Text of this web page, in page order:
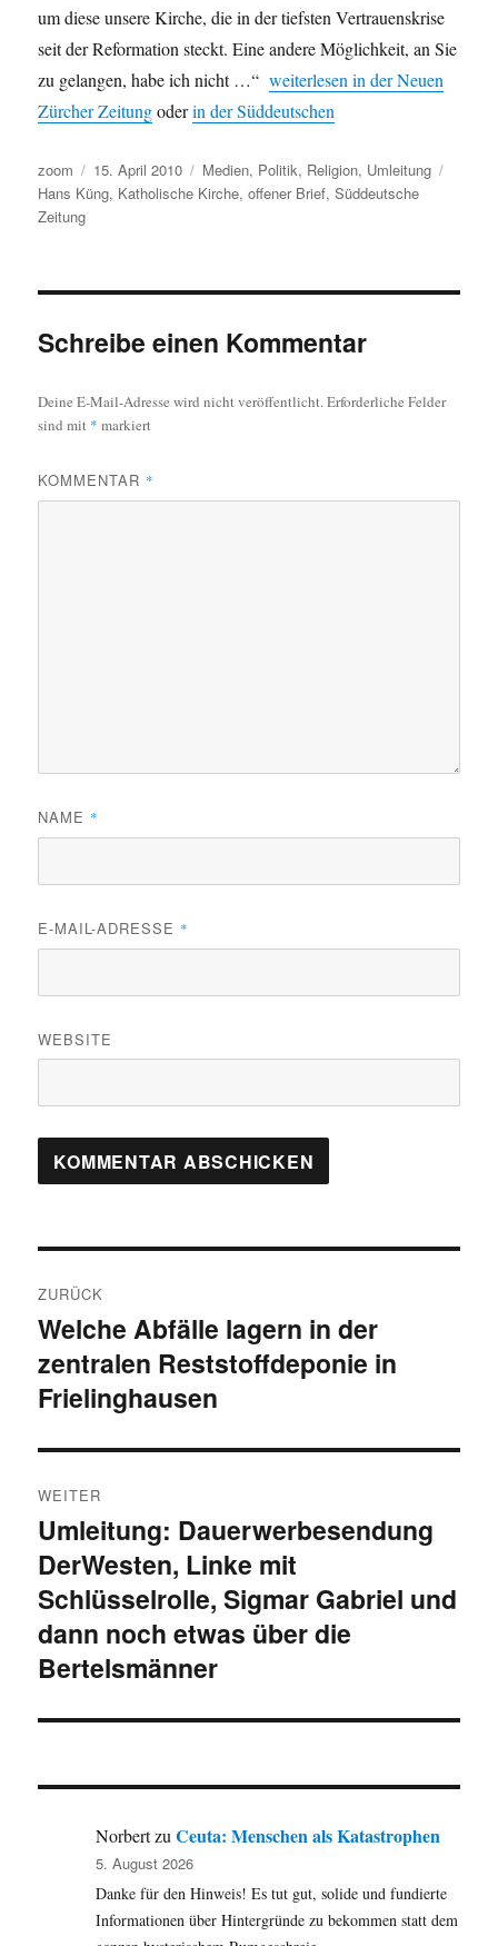
um diese unsere Kirche, die in der tiefsten Vertrauenskrise
seit der Reformation steckt. Eine andere Möglichkeit, an Sie
zu gelangen, habe ich nicht …“weiterlesen in der Neuen
Zürcher Zeitungoderin der Süddeutschen
Autor
zoom
Veröffentlicht
am
15. April 2010 Kategorien
Medien, Politik, Religion, Umleitung
Hans Küng, Katholische Kirche,offener Brief,Süddeutsche
Zeitung
Schreibe einen Kommentar
Deine E-Mail-Adresse wird nicht veröffentlicht.Erforderliche Felder
sind mit * markiert
KOMMENTAR *
NAME *
E-MAIL-ADRESSE *
WEBSITE
ZURÜCK
Vorheriger
Beitrag:
Welche Abfälle lagern in der
zentralen Reststoffdeponie in
Frielinghausen
WEITER
Nächster
Beitrag:
Umleitung: Dauerwerbesendung
DerWesten, Linke mit
Schlüsselrolle, Sigmar Gabriel und
dann noch etwas über die
Bertelsmänner
NorbertzuCeuta: Menschen als Katastrophen
5. August 2026
Danke für den Hinweis! Es tut gut, solide und fundierte
Informationen über Hintergründe zu bekommen statt dem